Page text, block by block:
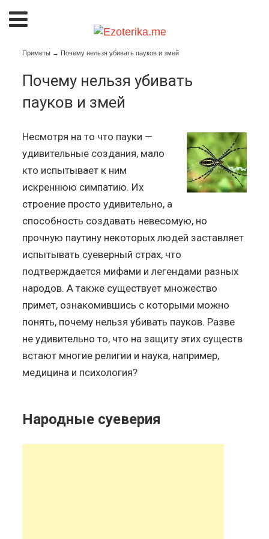
Приметы → Почему нельзя убивать пауков и змей
Почему нельзя убивать
пауков и змей
Несмотря на то что пауки —
удивительные создания, мало
кто испытывает к ним
искреннюю симпатию. Их
строение просто удивительно, а
способность создавать невесомую, но
прочную паутину некоторых людей заставляет
испытывать суеверный страх, что
подтверждается мифами и легендами разных
народов. А также существует множество
примет, ознакомившись с которыми можно
понять, почему нельзя убивать пауков. Разве
не удивительно то, что на защиту этих существ
встают многие религии и наука, например,
медицина и психология?
Народные суеверия